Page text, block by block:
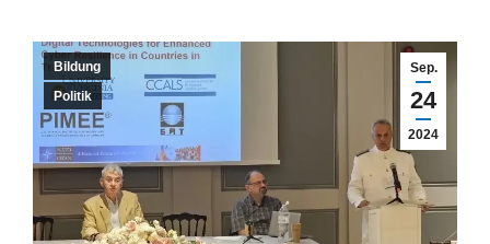
Sep.
24
2024
Bildung
Politik